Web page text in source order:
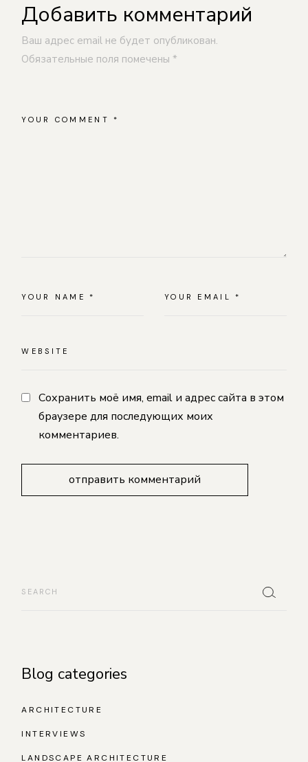
Добавить комментарий
Ваш адрес email не будет опубликован.
Обязательные поля помечены*
Сохранить моё имя, email и адрес сайта в этом
браузере для последующих моих
комментариев.
отправить комментарий
Blog categories
ARCHITECTURE
INTERVIEWS
LANDSCAPE ARCHITECTURE